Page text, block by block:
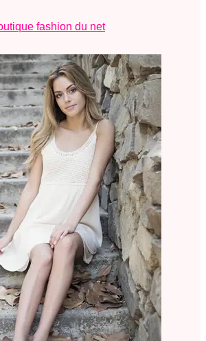
fashion du net